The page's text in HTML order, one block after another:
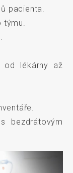
pacienta.
týmu.
od lékárny až
bezdrátovým